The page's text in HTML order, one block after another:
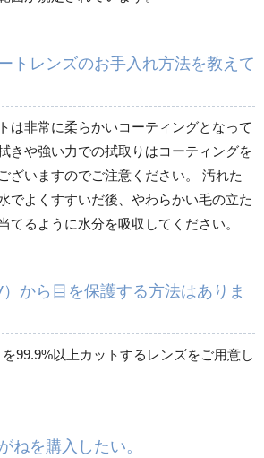
トレンズのお手入れ方法を教えて
は非常に柔らかいコーティングとなって
きや強い力での拭取りはコーティングを
ざいますのでご注意ください。 汚れた
でよくすすいだ後、やわらかい毛の立た
てるように水分を吸収してください。
から目を保護する方法はありま
99.9%以上カットするレンズをご用意し
ねを購入したい。